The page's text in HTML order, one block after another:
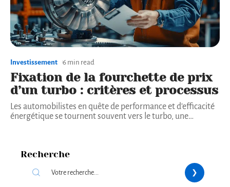
Investissement 6 min read
Fixation de la fourchette de prix
d’un turbo : critères et processus
Les automobilistes en quête de performance et d'efficacité
énergétique se tournent souvent vers le turbo, une…
Recherche